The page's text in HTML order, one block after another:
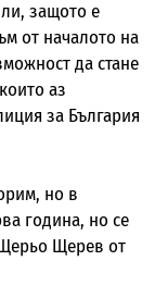
защото е
от началото на
да стане
аз
за България
но в
година, но се
Щерев от